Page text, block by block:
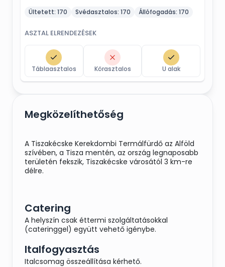
Ültetett: 170 Svédasztalos: 170 Állófogadás: 170
ASZTAL ELRENDEZÉSEK
Táblaasztalos Körasztalos U alak
Megközelíthetőség
A Tiszakécske Kerekdombi Termálfürdő az Alföld
szívében, a Tisza mentén, az ország legnaposabb
területén fekszik, Tiszakécske városától 3 km-re
délre.
Catering
A helyszín csak éttermi szolgáltatásokkal
(cateringgel) együtt vehető igénybe.
Italfogyasztás
Italcsomag összeállítása kérhető.